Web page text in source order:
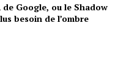
Google, ou le Shadow
besoin de l’ombre